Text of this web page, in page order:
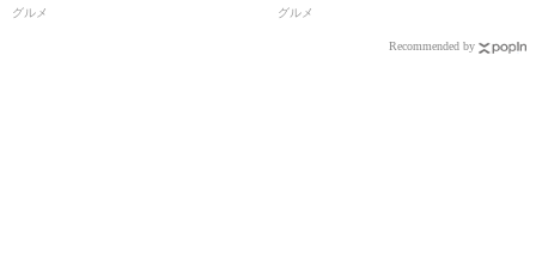
グルメ
フードコーディネーター／河瀬
グルメ
Recommended by